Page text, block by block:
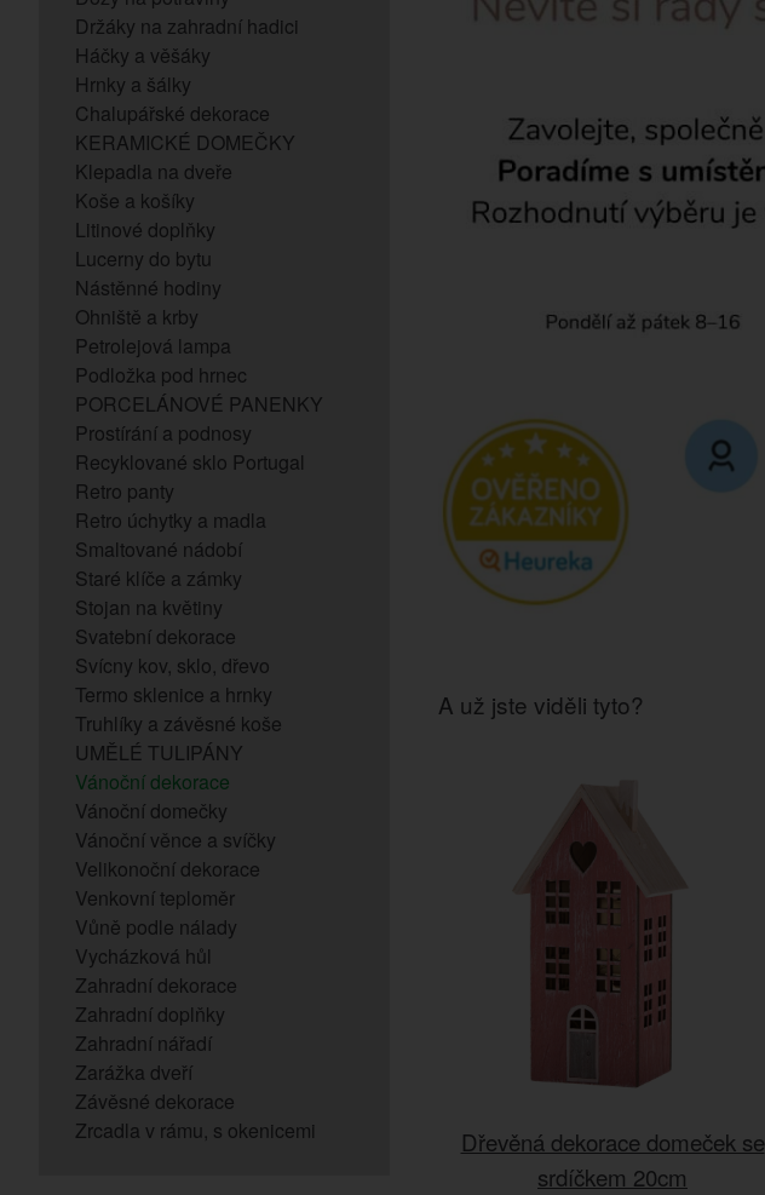
Držáky na zahradní hadici
Háčky a věšáky
Hrnky a šálky
Chalupářské dekorace
KERAMICKÉ DOMEČKY
Klepadla na dveře
Koše a košíky
Litinové doplňky
Lucerny do bytu
Nástěnné hodiny
Ohniště a krby
Petrolejová lampa
Podložka pod hrnec
PORCELÁNOVÉ PANENKY
Prostírání a podnosy
Recyklované sklo Portugal
Retro panty
Retro úchytky a madla
Smaltované nádobí
Staré klíče a zámky
Stojan na květiny
Svatební dekorace
Svícny kov, sklo, dřevo
Termo sklenice a hrnky
Truhlíky a závěsné koše
UMĚLÉ TULIPÁNY
Vánoční dekorace
Vánoční domečky
Vánoční věnce a svíčky
Velikonoční dekorace
Venkovní teploměr
Vůně podle nálady
Vycházková hůl
Zahradní dekorace
Zahradní doplňky
Zahradní nářadí
Zarážka dveří
Závěsné dekorace
Zrcadla v rámu, s okenicemi
A už jste viděli tyto?
Dřevěná dekorace domeček se
srdíčkem 20cm